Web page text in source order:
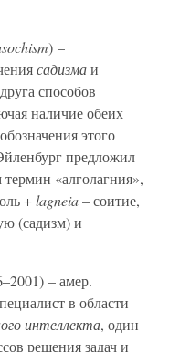
) –
садизмаи
способов
наличие обеих
этого
предложил
«алголагния»,
+lagneia– соитие,
(садизм) и
– амер.
в области
интеллекта, один
решения задач и